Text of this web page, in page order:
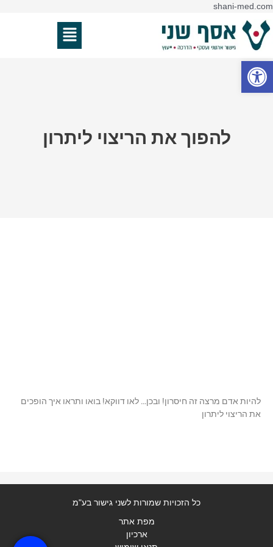
shani-med.comדילוג
תפריט
להפוך את הריצוי ליתרון
להיות אדם מרצה זה חיסרון! ובכן… לאו דווקא! בואו ותראו איך הופכים
את הריצוי ליתרון
כל הזכויות שמורות לשני גישור בע"מ
מפת אתר
ארכיון
פתח סרגל נגישות